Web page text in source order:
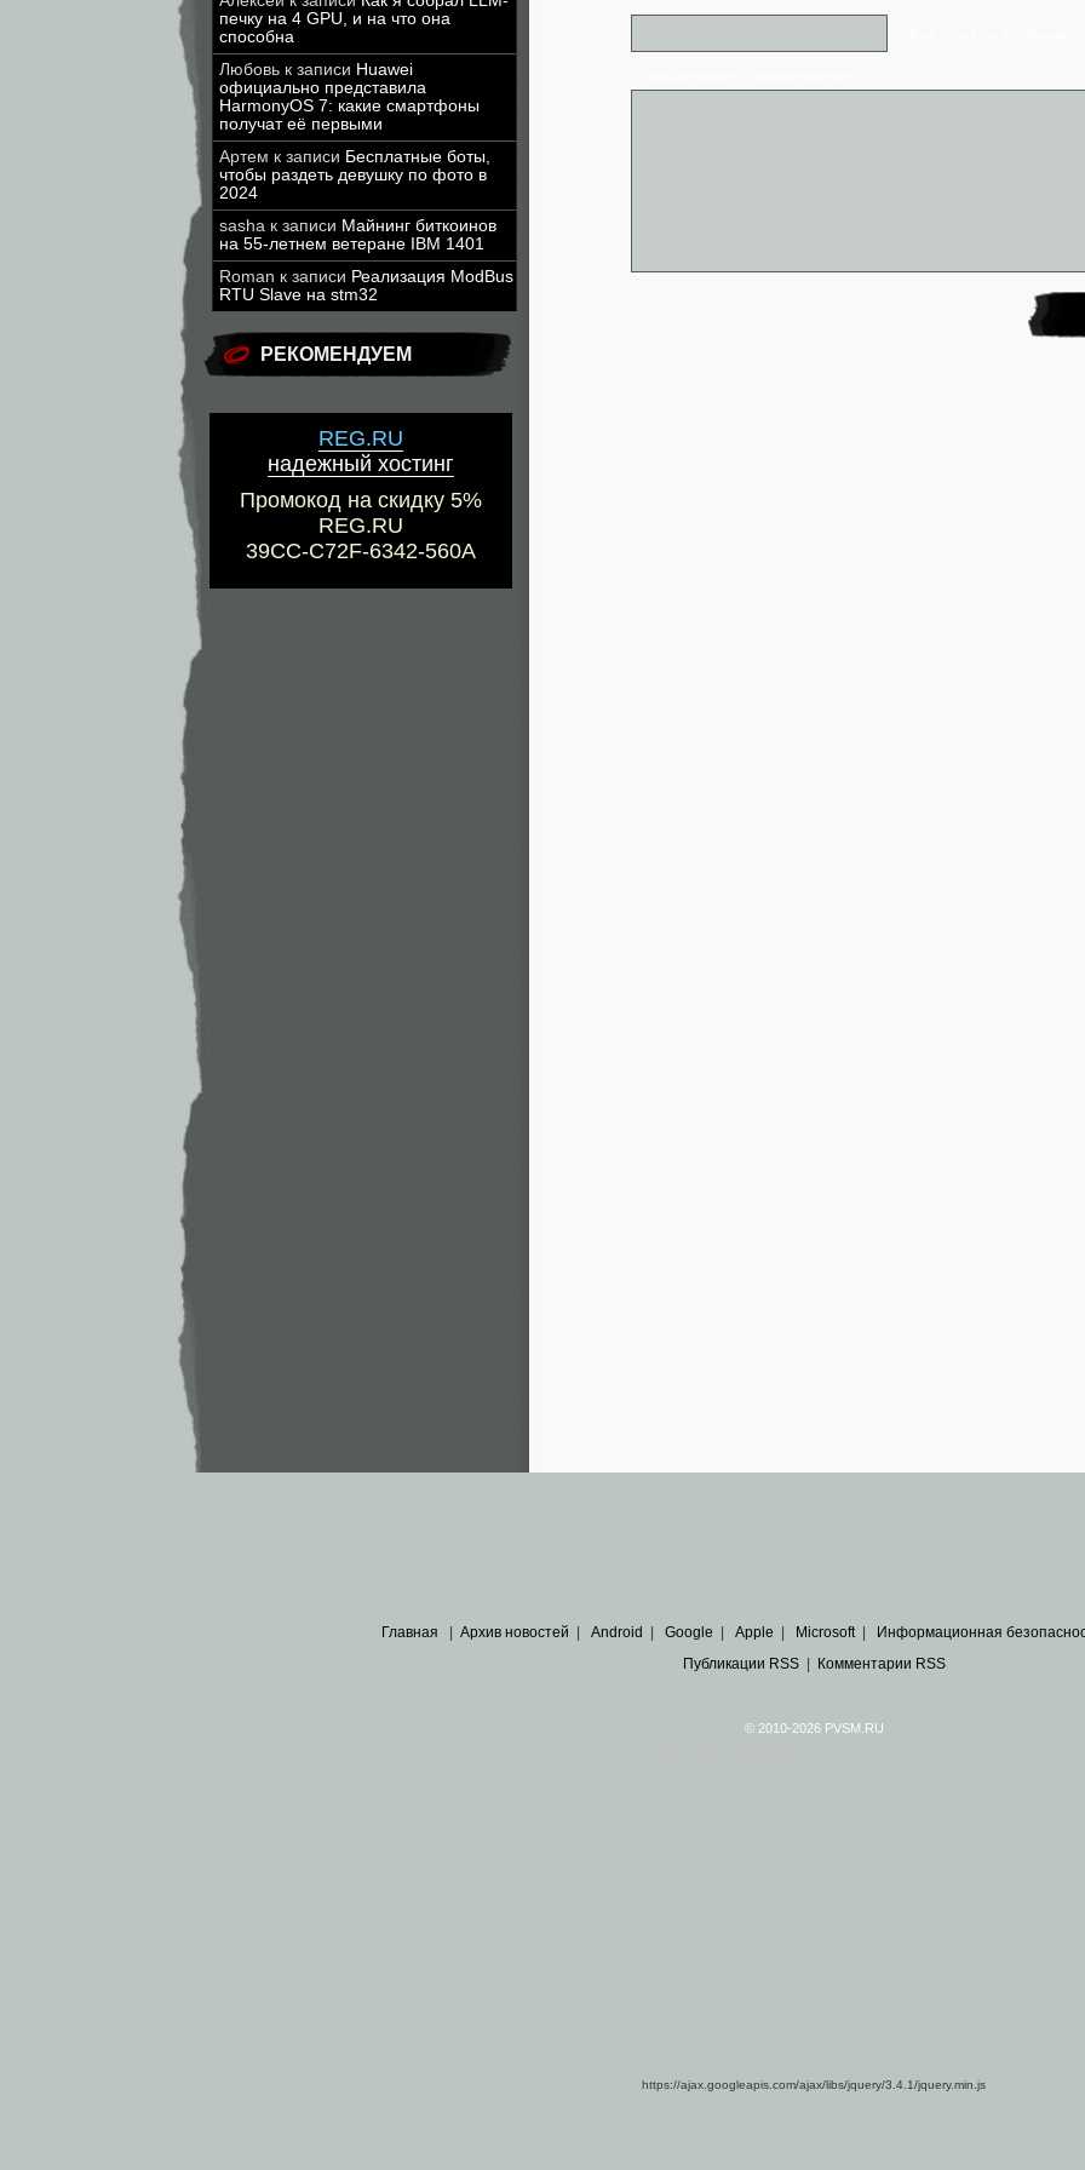
печку на 4 GPU, и на что она
способна
Любовь к записи Huawei
официально представила
HarmonyOS 7: какие смартфоны
получат её первыми
Артем к записи Бесплатные боты,
чтобы раздеть девушку по фото в
2024
sasha к записи Майнинг биткоинов
на 55-летнем ветеране IBM 1401
Roman к записи Реализация ModBus
RTU Slave на stm32
РЕКОМЕНДУЕМ
REG.RU
надежный хостинг
Промокод на скидку 5%
REG.RU
39CC-C72F-6342-560A
Главная Архив новостей Android Google Apple Microsoft|
Информационная
Публикации RSS| Комментарии RSS
© 2010-2026 PVSM.RU
https://ajax.googleapis.com/ajax/libs/jquery/3.4.1/jquery.min.js